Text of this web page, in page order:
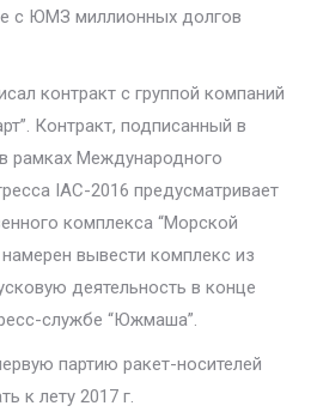
с ЮМЗ миллионных долгов
контракт с группой компаний
Контракт, подписанный в
рамках Международного
IAC-2016 предусматривает
комплекса “Морской
вывести комплекс из
деятельность в конце
службе “Южмаша”.
партию ракет-носителей
к лету 2017 г.